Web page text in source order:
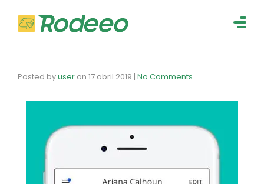
Posted byuser on 17 abril 2019 | No Comments